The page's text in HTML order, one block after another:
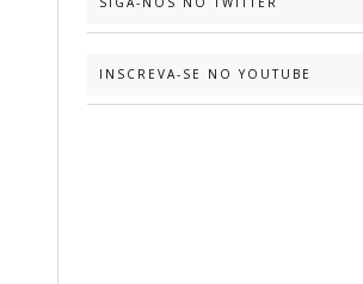
INSCREVA-SE NO YOUTUBE